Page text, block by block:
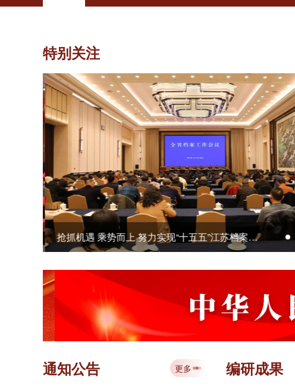
特别关注
抢抓机遇 乘势而上 努力实现“十五五”江苏档案工作良好开局——全省档案工作会议在宁召开
通知公告 更多 编研成果